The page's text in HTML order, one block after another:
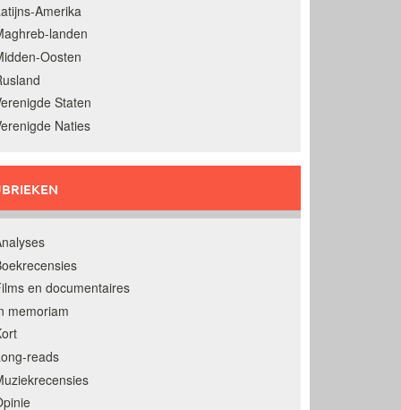
Amerika
landen
Oosten
Staten
Naties
en documentaires
memoriam
reads